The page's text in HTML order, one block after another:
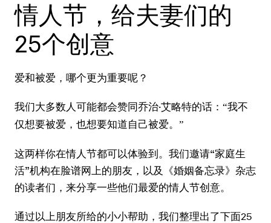
情人节，给夫妻们的
25个创意
爱和被爱，哪个更为重要呢？
我们大多数人可能都会赞同乔治·艾略特的话： “我不
仅想要被爱，也想要知道自己被爱。”
这两样你在情人节都可以体验到。我们邀请“家庭生
活”机构在脸谱网上的朋友，以及《婚姻备忘录》杂志
的读者们，来分享一些他们最爱的情人节创意。
通过以上朋友所给的小小帮助，我们整理出了下面25